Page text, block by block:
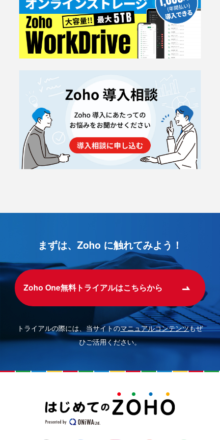
まずは、Zoho に触れてみよう！
Zoho One無料トライアルはこちらから
トライアルの際には、当サイトのマニュアルコンテンツもぜ
ひご活用ください。